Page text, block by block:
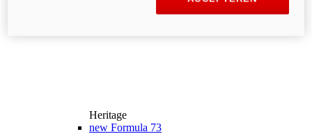
Heritage
new Formula 73